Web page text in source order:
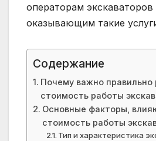
операторам
оказывающим такие
Содержание
Почему важно правильно
стоимость работы
Основные факторы,
стоимость работы
Тип и характеристика